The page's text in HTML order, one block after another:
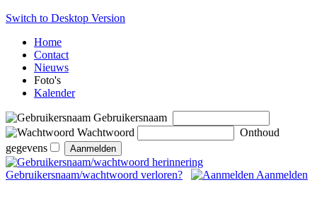
Switch to Desktop Version
Home
Contact
Nieuws
Foto's
Kalender
Gebruikersnaam
Wachtwoord
Onthoud
gegevens
Gebruikersnaam/wachtwoord verloren? Aanmelden